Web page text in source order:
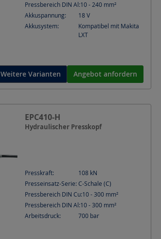
Pressbereich DIN Al:10 - 240 mm²
Akkuspannung:
18V
Akkusystem:
Kompatibel mit Makita
LXT
Weitere Varianten Angebot anfordern
EPC410-H
Hydraulischer Presskopf
Presskraft: 108 kN
Presseinsatz-Serie: C-Schale (C)
Pressbereich DIN Cu:10 - 300 mm²
Pressbereich DIN Al:10 - 300 mm²
Arbeitsdruck:
700 bar